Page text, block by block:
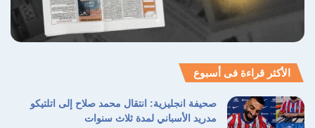
الأكثر قراءة فى أسبوع
صحيفة انجليزية: انتقال محمد صلاح إلى اتلتيكو
مدريد الأسباني لمدة ثلاث سنوات